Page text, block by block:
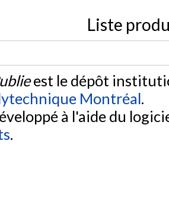
Liste
est le dépôt
Montréal.
à l'aide du
.